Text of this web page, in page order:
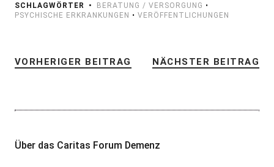
SCHLAGWÖRTER BERATUNG / VERSORGUNG •
PSYCHISCHE ERKRANKUNGEN • VERÖFFENTLICHUNGEN
VORHERIGER BEITRAG NÄCHSTER BEITRAG
Über das Caritas Forum Demenz